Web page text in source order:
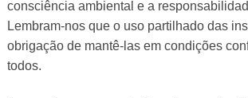
consciência ambiental e a
Lembram-nos que o uso partilhado das
obrigação de mantê-las em condições
todos.